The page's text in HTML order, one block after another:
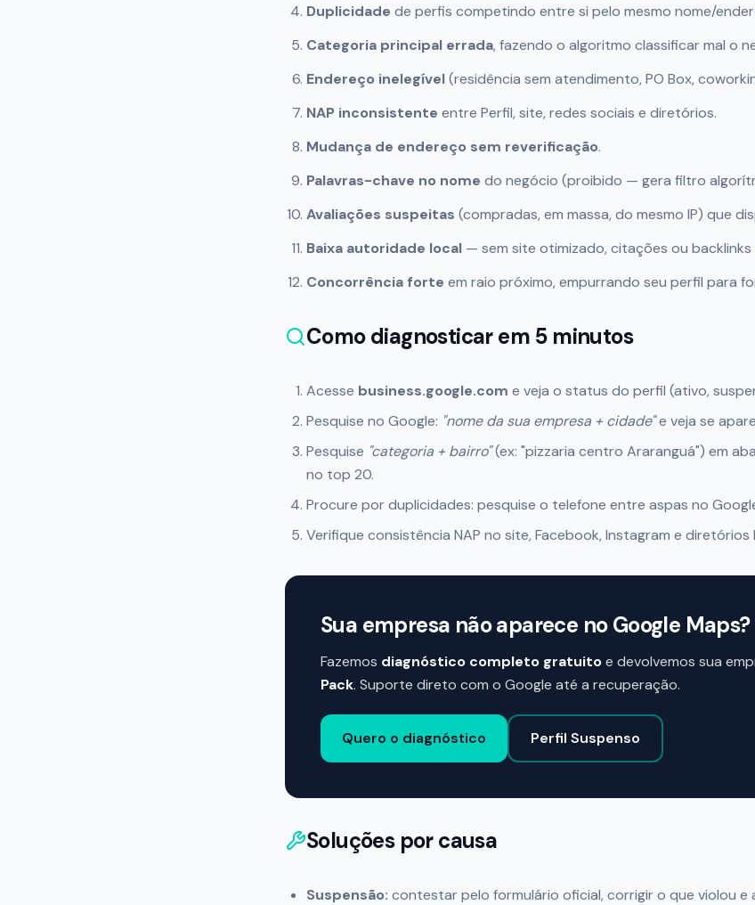
Duplicidade de perfis competindo entre si pelo mesmo nome/
Categoria principal errada, fazendo o algoritmo classificar mal o
Endereço inelegível(residência sem atendimento, PO Box,
NAP inconsistente entre Perfil, site, redes sociais e diretórios.
Mudança de endereço sem reverificação.
Palavras-chave no nome do negócio (proibido — gera filtro
Avaliações suspeitas (compradas, em massa, do mesmo IP) que
Baixa autoridade local — sem site otimizado, citações ou backlinks
Concorrência forte em raio próximo, empurrando seu perfil para
Como diagnosticar em 5 minutos
Acesse business.google.com e veja o status do perfil (ativo,
Pesquise no Google: "nome da sua empresa + cidade"e veja se
Pesquise "categoria + bairro"(ex: "pizzaria centro Araranguá") em
no top 20.
Procure por duplicidades: pesquise o telefone entre aspas no
Verifique consistência NAP no site, Facebook, Instagram e diretórios
Sua empresa não aparece no Google Maps?
Fazemos diagnóstico completo gratuitoe devolvemos sua
Pack. Suporte direto com o Google até a recuperação.
Quero o diagnóstico Perfil Suspenso
Soluções por causa
Suspensão: contestar pelo formulário oficial, corrigir o que violou e